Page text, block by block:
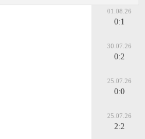
01.08.26
0:1
30.07.26
0:2
25.07.26
0:0
25.07.26
2:2